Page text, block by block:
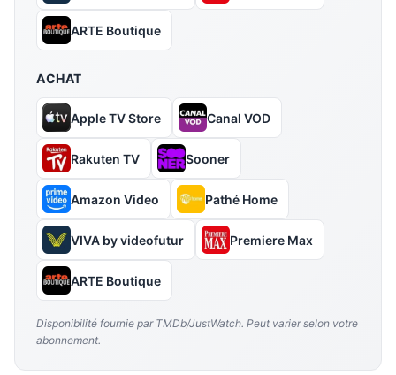
ARTE Boutique
ACHAT
Apple TV Store Canal VOD
Rakuten TV Sooner
Amazon Video Pathé Home
VIVA by videofutur Premiere Max
ARTE Boutique
Disponibilité fournie par TMDb/JustWatch. Peut varier selon votre
abonnement.